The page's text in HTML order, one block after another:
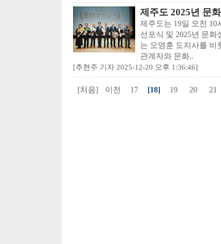
제주도 2025년 문
제주도는 19일 오전 10
선포식 및 2025년 문화
는 오영훈 도지사를 비
관계자와 문화..
[추현주 기자 2025-12-20 오후 1:36:46]
[처음] 이전 17 [18] 19 20 21